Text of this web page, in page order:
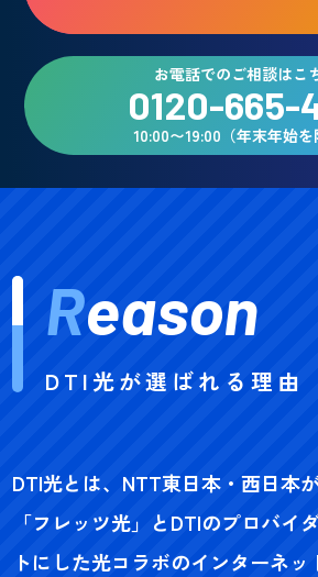
お電話でのご相談はこ
0120-665-
10:00〜19:00（年末年始を
Reason
DTI光が選ばれる理由
DTI光とは、NTT東日本・西日本
「フレッツ光」とDTIのプロバイ
トにした光コラボのインターネ